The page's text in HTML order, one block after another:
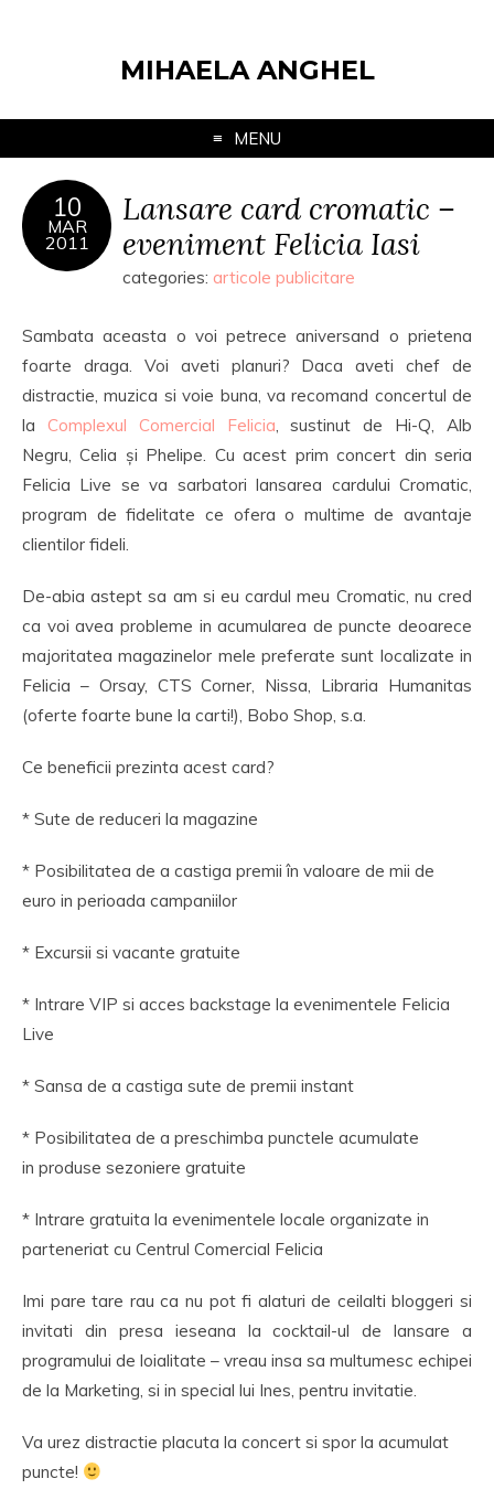
MIHAELA ANGHEL
MENU
10
MAR
2011
Lansare card cromatic –
eveniment Felicia Iasi
categories: articole publicitare
Sambata aceasta o voi petrece aniversand o prietena
foarte draga. Voi aveti planuri? Daca aveti chef de
distractie, muzica si voie buna, va recomand concertul de
la Complexul Comercial Felicia, sustinut de Hi-Q, Alb
Negru, Celia și Phelipe. Cu acest prim concert din seria
Felicia Live se va sarbatori lansarea cardului Cromatic,
program de fidelitate ce ofera o multime de avantaje
clientilor fideli.
De-abia astept sa am si eu cardul meu Cromatic, nu cred
ca voi avea probleme in acumularea de puncte deoarece
majoritatea magazinelor mele preferate sunt localizate in
Felicia – Orsay, CTS Corner, Nissa, Libraria Humanitas
(oferte foarte bune la carti!), Bobo Shop, s.a.
Ce beneficii prezinta acest card?
* Sute de reduceri la magazine
* Posibilitatea de a castiga premii în valoare de mii de
euro in perioada campaniilor
* Excursii si vacante gratuite
* Intrare VIP si acces backstage la evenimentele Felicia
Live
* Sansa de a castiga sute de premii instant
* Posibilitatea de a preschimba punctele acumulate
in produse sezoniere gratuite
* Intrare gratuita la evenimentele locale organizate in
parteneriat cu Centrul Comercial Felicia
Imi pare tare rau ca nu pot fi alaturi de ceilalti bloggeri si
invitati din presa ieseana la cocktail-ul de lansare a
programului de loialitate – vreau insa sa multumesc echipei
de la Marketing, si in special lui Ines, pentru invitatie.
Va urez distractie placuta la concert si spor la acumulat
puncte!